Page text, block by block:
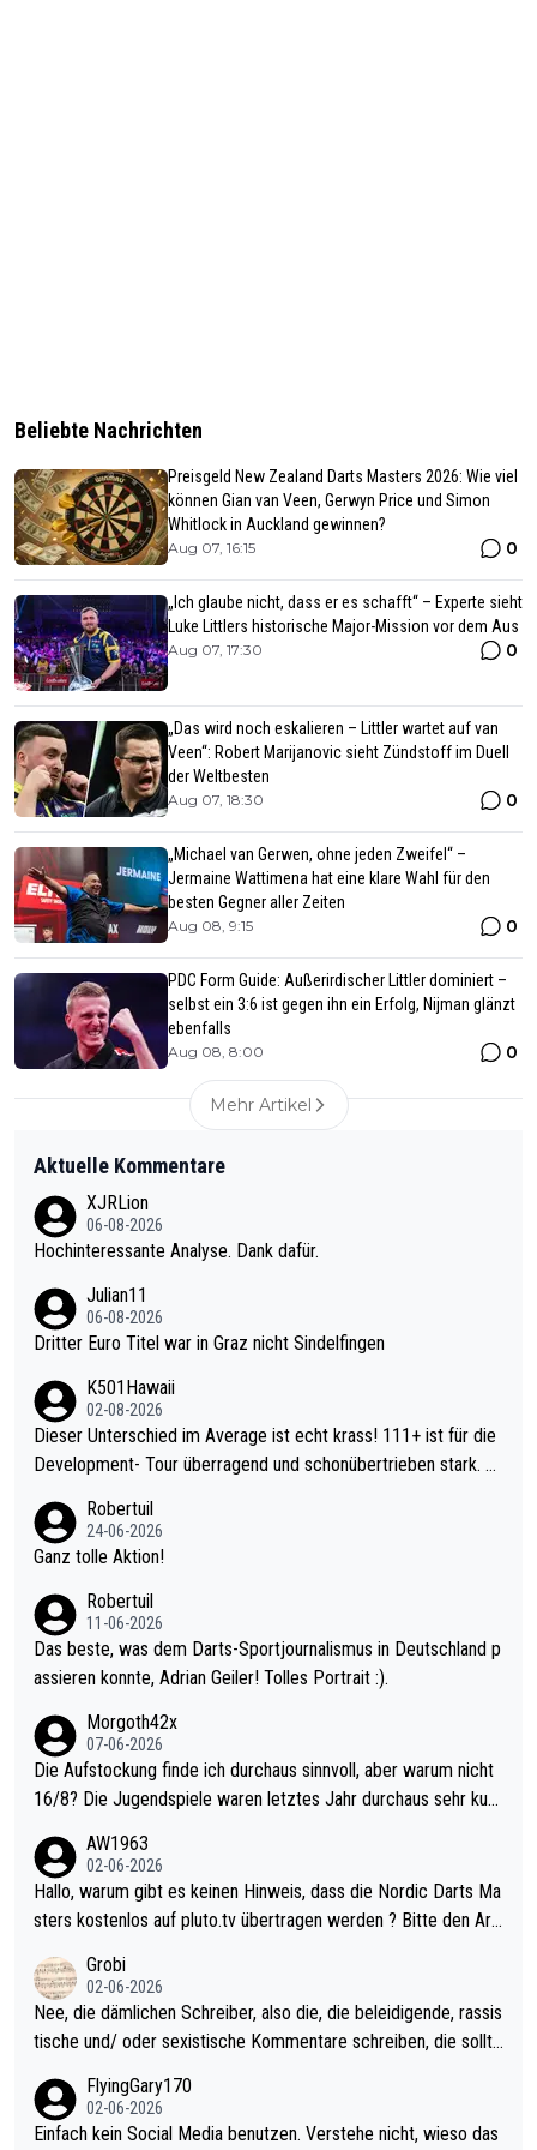
Beliebte Nachrichten
Preisgeld New Zealand Darts Masters 2026: Wie viel
können Gian van Veen, Gerwyn Price und Simon
Whitlock in Auckland gewinnen?
Aug 07, 16:15 0
„Ich glaube nicht, dass er es schafft“ – Experte sieht
Luke Littlers historische Major-Mission vor dem Aus
Aug 07, 17:30 0
„Das wird noch eskalieren – Littler wartet auf van
Veen“: Robert Marijanovic sieht Zündstoff im Duell
der Weltbesten
Aug 07, 18:30 0
„Michael van Gerwen, ohne jeden Zweifel“ –
Jermaine Wattimena hat eine klare Wahl für den
besten Gegner aller Zeiten
Aug 08, 9:15 0
PDC Form Guide: Außerirdischer Littler dominiert –
selbst ein 3:6 ist gegen ihn ein Erfolg, Nijman glänzt
ebenfalls
Aug 08, 8:00 0
Mehr Artikel
Aktuelle Kommentare
XJRLion
06-08-2026
Hochinteressante Analyse. Dank dafür.
Julian11
06-08-2026
Dritter Euro Titel war in Graz nicht Sindelfingen
K501Hawaii
02-08-2026
Dieser Unterschied im Average ist echt krass! 111+ ist für die
Development- Tour überragend und schonübertrieben stark. U
mal 40+ erst recht. Da gewinnst keinen Blumentopf - ist ja noc
h krasser wie ein Pokalspiel eines Kreisligisten vs einem Bund
Robertuil
24-06-2026
Ganz tolle Aktion!
Robertuil
11-06-2026
Das beste, was dem Darts-Sportjournalismus in Deutschland p
assieren konnte, Adrian Geiler! Tolles Portrait :).
Morgoth42x
07-06-2026
Die Aufstockung finde ich durchaus sinnvoll, aber warum nicht
16/8? Die Jugendspiele waren letztes Jahr durchaus sehr kurz
Allerdings ist Mitchell Lawrie als Nummer 1 der Welt eh qualifi
ziert. Somit ändert die automatische Qualifikation des Weltmei
sters erstmal nichts. Ich denke sie wollen damit für nächstes J
ohl wenig WDF Turniere spielen. Dies war bei Archie Self letzt
es Jahr der Fall. Er musste als amtierender Weltmeister durch
den Qualifier und ich glaube kaum, dass Mitchel sich das (in Ve
gas) antun würde, wenn er doch eigentlich die PDC-WM als Zi
el hat.
AW1963
02-06-2026
Hallo, warum gibt es keinen Hinweis, dass die Nordic Darts Ma
sters kostenlos auf pluto.tv übertragen werden ? Bitte den Arti
Grobi
02-06-2026
Nee, die dämlichen Schreiber, also die, die beleidigende, rassis
tische und/ oder sexistische Kommentare schreiben, die sollte
s Leben in den Griff kriegen. Nur eins wundert mich: Luke Little
r war doch neulich erst derjenige, der über Social Media GvV p
FlyingGary170
02-06-2026
Einfach kein Social Media benutzen. Verstehe nicht, wieso das